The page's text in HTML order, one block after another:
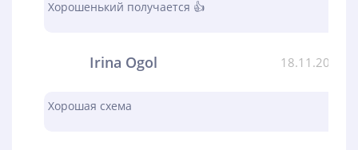
Хорошенький получается 👍
Irina Ogol 18.11.2023
Хорошая схема